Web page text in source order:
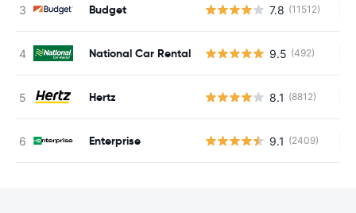
Budget 7.8 (11512)
National Car Rental 9.5 (492)
Hertz 8.1 (8812)
Enterprise 9.1 (2409)